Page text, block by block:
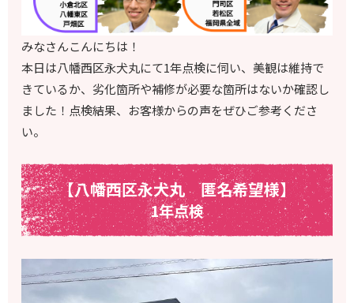
みなさんこんにちは！
本日は八幡西区永犬丸にて1年点検に伺い、美観は維持で
きているか、劣化箇所や補修が必要な箇所はないか確認し
ました！点検結果、お客様からの声をぜひご参考くださ
い。
【八幡西区永犬丸 匿名希望様】
1年点検